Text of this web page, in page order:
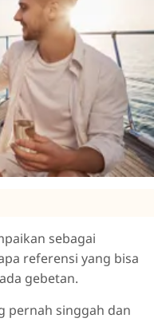
sebagai
referensi yang bisa
gebetan.
pernah singgah dan